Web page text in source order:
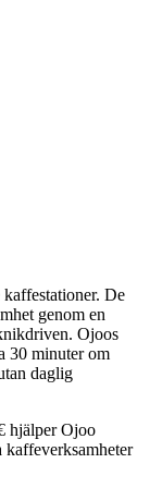
De
genom en
Ojoos
30 minuter om
daglig
hjälper Ojoo
kaffeverksamheter